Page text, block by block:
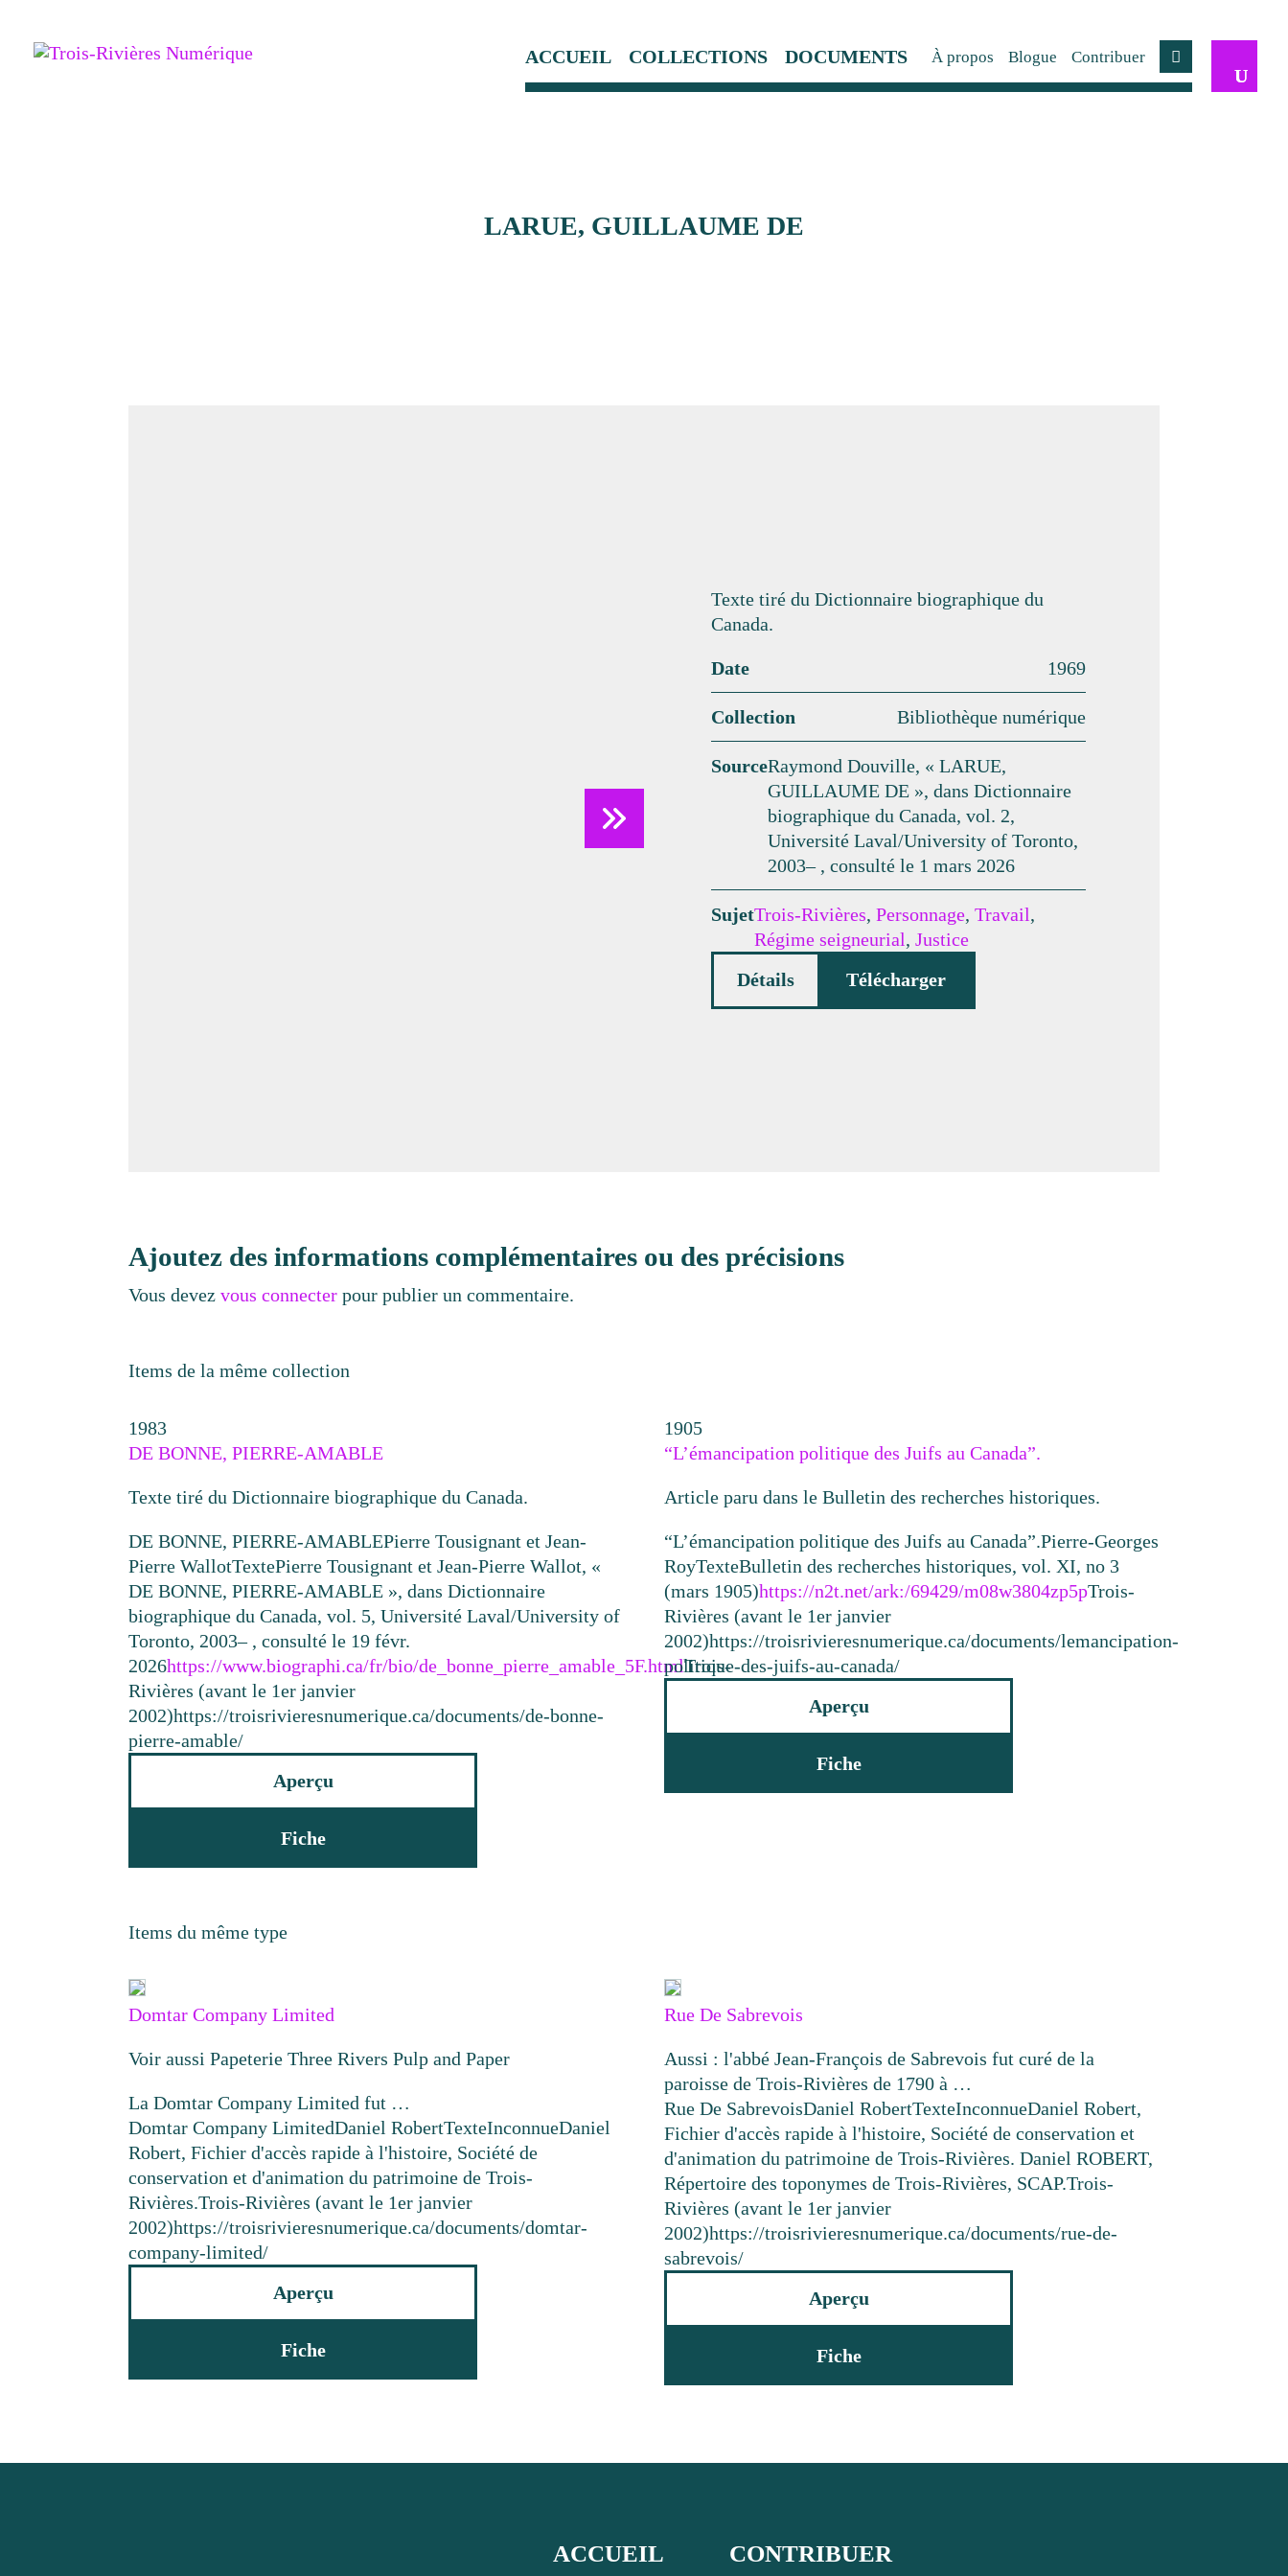
ACCUEIL COLLECTIONS DOCUMENTS À propos Blogue Contribuer Compte
LARUE, GUILLAUME DE
Texte tiré du Dictionnaire biographique du
Canada.
Date 1969
Collection Bibliothèque numérique
SourceRaymond Douville, « LARUE,
GUILLAUME DE », dans Dictionnaire
biographique du Canada, vol. 2,
Université Laval/University of Toronto,
2003– , consulté le 1 mars 2026
SujetTrois-Rivières, Personnage, Travail,
Régime seigneurial, Justice
Détails
Télécharger
Ajoutez des informations complémentaires ou des précisions
Vous devezvous connecter pour publier un commentaire.
Items de la même collection
1983
DE BONNE, PIERRE-AMABLE
Texte tiré du Dictionnaire biographique du Canada.
DE BONNE, PIERRE-AMABLEPierre Tousignant et Jean-
Pierre WallotTextePierre Tousignant et Jean-Pierre Wallot, «
DE BONNE, PIERRE-AMABLE », dans Dictionnaire
biographique du Canada, vol. 5, Université Laval/University of
Toronto, 2003– , consulté le 19 févr.
2026https://www.biographi.ca/fr/bio/de_bonne_pierre_amable_5F.htmlTrois-
Rivières (avant le 1er janvier
2002)https://troisrivieresnumerique.ca/documents/de-bonne-
pierre-amable/
Aperçu
Fiche
1905
“L’émancipation politique des Juifs au Canada”.
Article paru dans le Bulletin des recherches historiques.
“L’émancipation politique des Juifs au Canada”.Pierre-Georges
RoyTexteBulletin des recherches historiques, vol. XI, no 3
(mars 1905)https://n2t.net/ark:/69429/m08w3804zp5pTrois-
Rivières (avant le 1er janvier
2002)https://troisrivieresnumerique.ca/documents/lemancipation-
politique-des-juifs-au-canada/
Aperçu
Fiche
Items du même type
Domtar Company Limited
Voir aussi Papeterie Three Rivers Pulp and Paper
La Domtar Company Limited fut …
Domtar Company LimitedDaniel RobertTexteInconnueDaniel
Robert, Fichier d'accès rapide à l'histoire, Société de
conservation et d'animation du patrimoine de Trois-
Rivières.Trois-Rivières (avant le 1er janvier
2002)https://troisrivieresnumerique.ca/documents/domtar-
company-limited/
Aperçu
Fiche
Rue De Sabrevois
Aussi : l'abbé Jean-François de Sabrevois fut curé de la
paroisse de Trois-Rivières de 1790 à …
Rue De SabrevoisDaniel RobertTexteInconnueDaniel Robert,
Fichier d'accès rapide à l'histoire, Société de conservation et
d'animation du patrimoine de Trois-Rivières. Daniel ROBERT,
Répertoire des toponymes de Trois-Rivières, SCAP.Trois-
Rivières (avant le 1er janvier
2002)https://troisrivieresnumerique.ca/documents/rue-de-
sabrevois/
Aperçu
Fiche
ACCUEIL CONTRIBUER